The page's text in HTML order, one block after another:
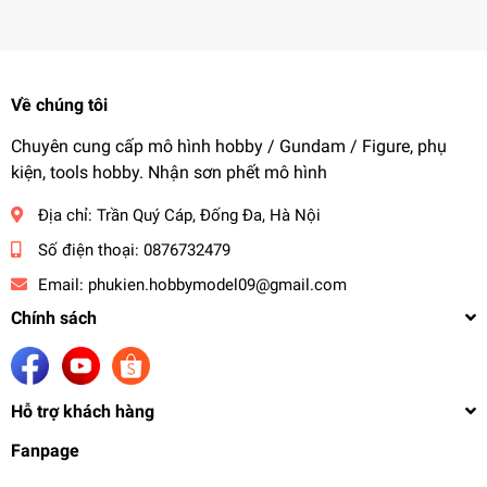
Về chúng tôi
Chuyên cung cấp mô hình hobby / Gundam / Figure, phụ
kiện, tools hobby. Nhận sơn phết mô hình
Địa chỉ: Trần Quý Cáp, Đống Đa, Hà Nội
Số điện thoại: 0876732479
Email: phukien.hobbymodel09@gmail.com
Chính sách
Hỗ trợ khách hàng
Fanpage